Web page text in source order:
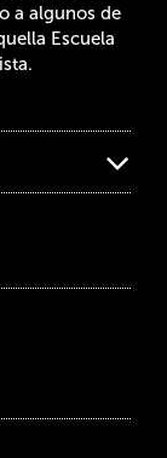
a algunos de
Escuela